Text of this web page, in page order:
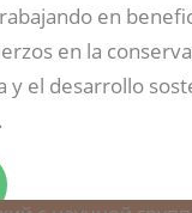
en
en la
y el desarrollo